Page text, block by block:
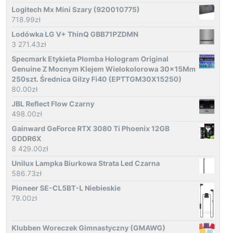
Logitech Mx Mini Szary (920010775)
718.99zł
Lodówka LG V+ ThinQ GBB71PZDMN
3 271.43zł
Specmark Etykieta Plomba Hologram Original
Genuine Z Mocnym Klejem Wielokolorowa 30x15Mm
250szt. Średnica Gilzy Fi40 (EPTTGM30X15250)
80.00zł
JBL Reflect Flow Czarny
498.00zł
Gainward GeForce RTX 3080 Ti Phoenix 12GB
GDDR6X
8 429.00zł
Unilux Lampka Biurkowa Strata Led Czarna
586.73zł
Pioneer SE-CL5BT-L Niebieskie
79.00zł
Klubben Woreczek Gimnastyczny (GMAWG)